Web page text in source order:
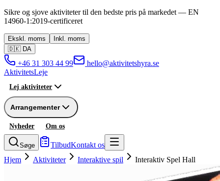
Sikre og sjove aktiviteter til den bedste pris på markedet — EN
14960-1:2019-certificeret
Ekskl. moms Inkl. moms
🇩🇰 DA
+46 31 303 44 99
hello@aktivitetshyra.se
AktivitetsLeje
Lej aktiviteter
Arrangementer
Nyheder Om os
Søge TilbudKontakt os
Hjem
Aktiviteter Interaktive spil Interaktiv Spel Hall